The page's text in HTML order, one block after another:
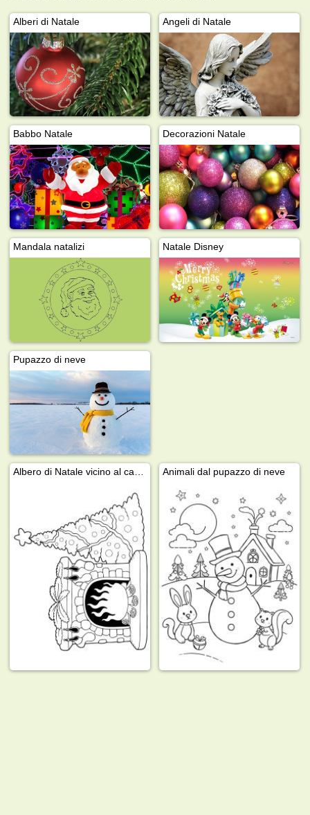
Alberi di Natale Angeli di Natale
Babbo Natale Decorazioni Natale
Mandala natalizi Natale Disney
Pupazzo di neve
Albero di Natale vicino al camino Animali dal pupazzo di neve